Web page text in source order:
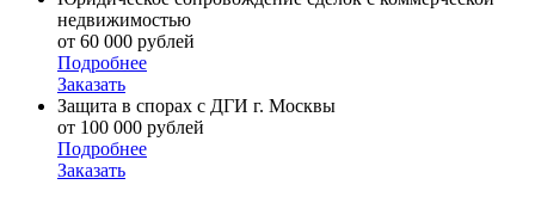
недвижимостью
от 60 000 рублей
Подробнее
Заказать
Защита в спорах с ДГИ г. Москвы
от 100 000 рублей
Подробнее
Заказать